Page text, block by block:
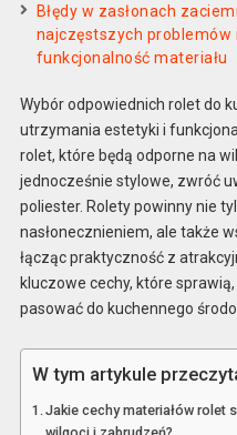
Błędy w zasłonach
najczęstszych problemów
funkcjonalność materiału
Wybór odpowiednich rolet do
utrzymania estetyki i
rolet, które będą odporne na
jednocześnie stylowe, zwróć
poliester. Rolety powinny nie
nasłonecznieniem, ale także
łącząc praktyczność z
kluczowe cechy, które
pasować do kuchennego
W tym artykule
Jakie cechy materiałów rolet